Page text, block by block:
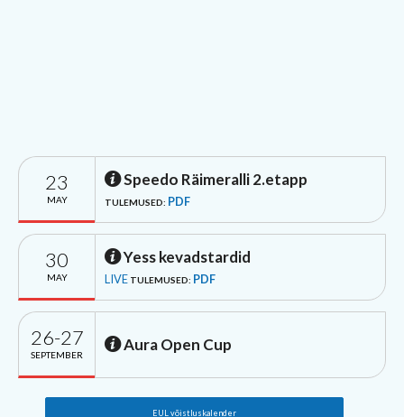
23
MAY
Speedo Räimeralli 2.etapp
TULEMUSED: PDF
30
MAY
Yess kevadstardid
LIVE TULEMUSED: PDF
26-27
SEPTEMBER
Aura Open Cup
EUL võistluskalender